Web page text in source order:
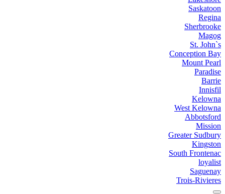
Saskatoon
Regina
Sherbrooke
Magog
St. John`s
Conception Bay
Mount Pearl
Paradise
Barrie
Innisfil
Kelowna
West Kelowna
Abbotsford
Mission
Greater Sudbury
Kingston
South Frontenac
loyalist
Saguenay
Trois-Rivieres